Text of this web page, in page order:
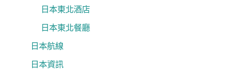
日本東北酒店
日本東北餐廳
日本航線
日本資訊